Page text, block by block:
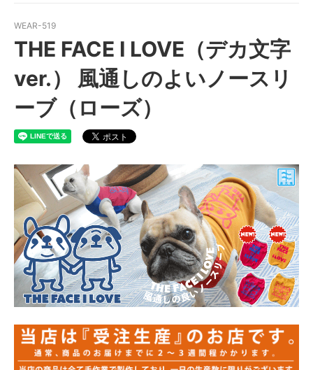
FB-S
FB-M
FB-L
WEAR-519
THE FACE I LOVE（デカ文字
ver.） 風通しのよいノースリ
ーブ（ローズ）